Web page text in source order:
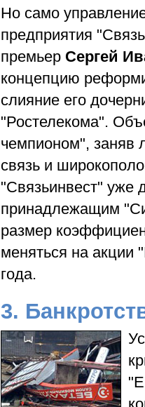
Но само
предприятия
премьер Сергей
концепцию
слияние его
"Ростелекома".
чемпионом", заняв
связь и
"Связьинвест" уже
принадлежащим
размер
меняться на акции
года.
3.